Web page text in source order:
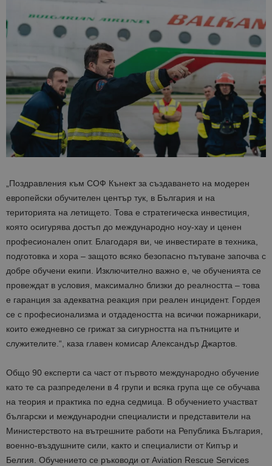
„Поздравления към СОФ Кънект за създаването на модерен
европейски обучителен център тук, в България и на
територията на летището. Това е стратегическа инвестиция,
която осигурява достъп до международно ноу-хау и ценен
професионален опит. Благодаря ви, че инвестирате в техника,
подготовка и хора – защото всяко безопасно пътуване започва с
добре обучени екипи. Изключително важно е, че обученията се
провеждат в условия, максимално близки до реалността – това
е гаранция за адекватна реакция при реален инцидент. Гордея
се с професионализма и отдадеността на всички пожарникари,
които ежедневно се грижат за сигурността на пътниците и
служителите.“, каза главен комисар Александър Джартов.
Общо 90 експерти са част от първото международно обучение
като те са разпределени в 4 групи и всяка група ще се обучава
на теория и практика по една седмица. В обучението участват
български и международни специалисти и представители на
Министерството на вътрешните работи на Република България,
военно-въздушните сили, както и специалисти от Кипър и
Белгия. Обучението се ръководи от Aviation Rescue Services